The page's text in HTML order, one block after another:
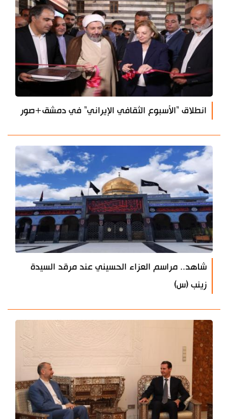
انطلاق "الأسبوع الثقافي الإيراني" في دمشق+صور
شاهد.. مراسم العزاء الحسيني عند مرقد السيدة
زينب (س)